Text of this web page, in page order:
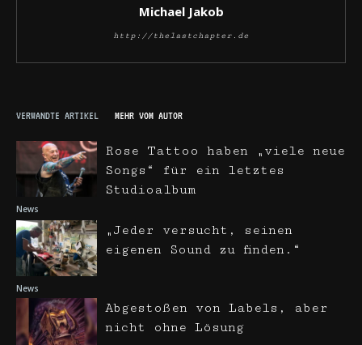
Michael Jakob
http://thelastchapter.de
VERWANDTE ARTIKEL MEHR VOM AUTOR
News
Rose Tattoo haben „viele neue
Songs“ für ein letztes
Studioalbum
News
„Jeder versucht, seinen
eigenen Sound zu finden.“
Abgestoßen von Labels, aber
nicht ohne Lösung